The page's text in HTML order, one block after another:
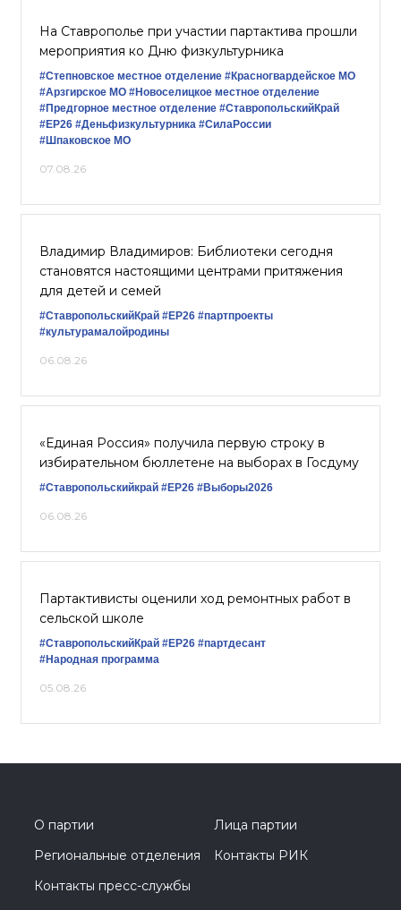
На Ставрополье при участии партактива прошли
мероприятия ко Дню физкультурника
#Степновское местное отделение #Красногвардейское МО
#Арзгирское МО #Новоселицкое местное отделение
#Предгорное местное отделение #СтавропольскийКрай
#ЕР26 #Деньфизкультурника #СилаРоссии
#Шпаковское МО
07.08.26
Владимир Владимиров: Библиотеки сегодня
становятся настоящими центрами притяжения
для детей и семей
#СтавропольскийКрай #ЕР26 #партпроекты
#культурамалойродины
06.08.26
«Единая Россия» получила первую строку в
избирательном бюллетене на выборах в Госдуму
#Ставропольскийкрай #ЕР26 #Выборы2026
06.08.26
Партактивисты оценили ход ремонтных работ в
сельской школе
#СтавропольскийКрай #ЕР26 #партдесант
#Народная программа
05.08.26
О партии
Лица партии
Региональные отделения
Контакты РИК
Контакты пресс-службы